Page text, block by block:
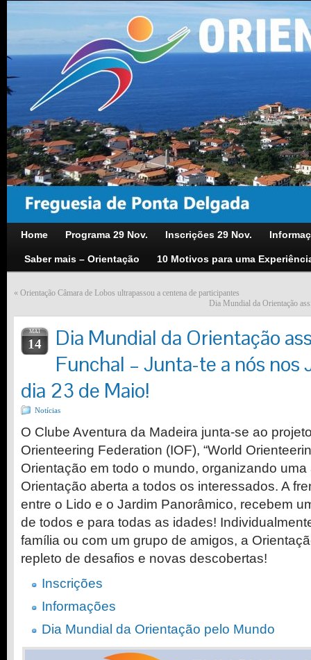
Home Programa 29 Nov. Inscrições 29 Nov.
Saber mais – Orientação 10 Motivos para uma
« Orientação Câmara de Lobos ultrapassou a centena de participantes
Dia Mundial da Orientação
MAI
14
Dia Mundial da Orientação
Funchal – Junta-te a nós nos
dia 23 de Maio!
Notícias
O Clube Aventura da Madeira junta-se ao
Orienteering Federation (IOF), “World
Orientação em todo o mundo, organizando
Orientação aberta a todos os interessados. A
entre o Lido e o Jardim Panorâmico, recebem
de todos e para todas as idades!
família ou com um grupo de amigos, a
repleto de desafios e novas descobertas!
Inscrições
Informações
Dia Mundial da Orientação pelo Mundo